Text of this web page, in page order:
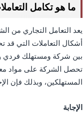
ما هو تكامل
يعد التعامل التجاري من
أشكال التعاملات التي
تحصل الشركة على مواد
المستهلكين، وبذلك فإن
الإجابة